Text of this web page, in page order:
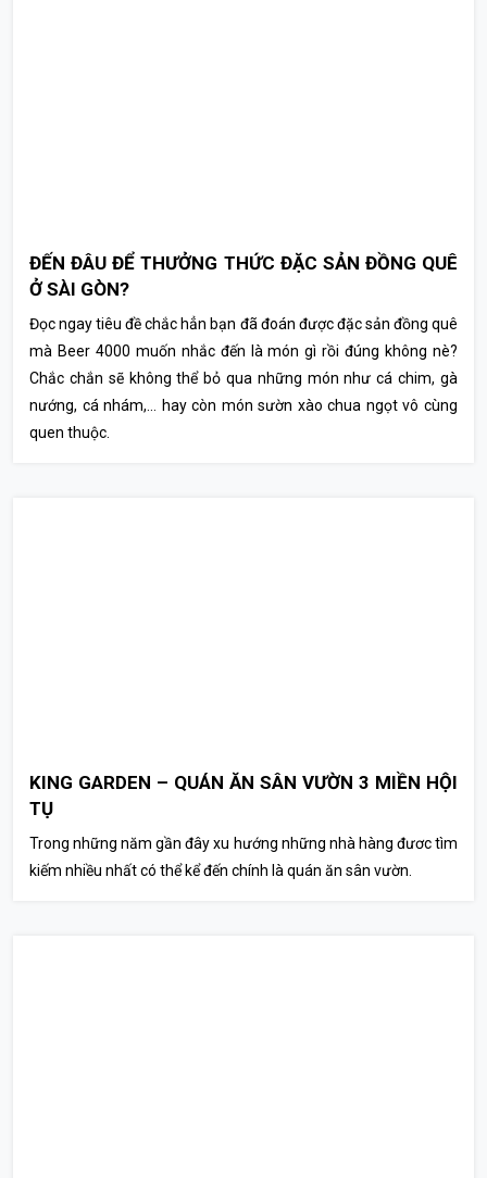
ĐẾN ĐÂU ĐỂ THƯỞNG THỨC ĐẶC SẢN ĐỒNG QUÊ
Ở SÀI GÒN?
Đọc ngay tiêu đề chắc hẳn bạn đã đoán được đặc sản đồng quê
mà Beer 4000 muốn nhắc đến là món gì rồi đúng không nè?
Chắc chắn sẽ không thể bỏ qua những món như cá chim, gà
nướng, cá nhám,… hay còn món sườn xào chua ngọt vô cùng
quen thuộc.
KING GARDEN – QUÁN ĂN SÂN VƯỜN 3 MIỀN HỘI
TỤ
Trong những năm gần đây xu hướng những nhà hàng đươc tìm
kiếm nhiều nhất có thể kể đến chính là quán ăn sân vườn.